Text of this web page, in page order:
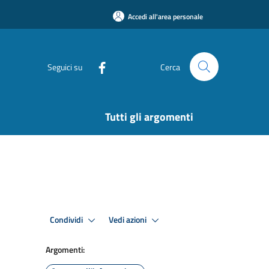
Accedi all'area personale
Seguici su Cerca
Tutti gli argomenti
Condividi Vedi azioni
Argomenti: